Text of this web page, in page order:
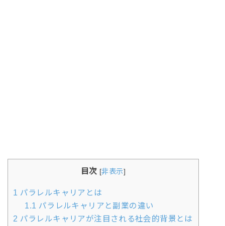
目次 [非表示]
1 パラレルキャリアとは
1.1 パラレルキャリアと副業の違い
2 パラレルキャリアが注目される社会的背景とは